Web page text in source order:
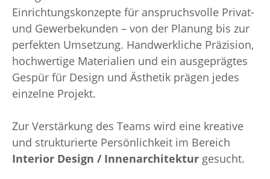
Einrichtungskonzepte für anspruchsvolle Privat-
und Gewerbekunden – von der Planung bis zur
perfekten Umsetzung. Handwerkliche Präzision,
hochwertige Materialien und ein ausgeprägtes
Gespür für Design und Ästhetik prägen jedes
einzelne Projekt.
Zur Verstärkung des Teams wird eine kreative
und strukturierte Persönlichkeit im Bereich
Interior Design / Innenarchitektur gesucht.